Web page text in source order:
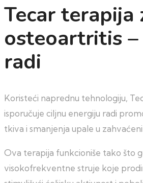
Tecar terapija
osteoartritis –
radi
Koristeći naprednu tehnologiju,
isporučuje ciljnu energiju radi
tkiva i smanjenja upale u
Ova terapija funkcioniše tako što
visokofrekventne struje koje